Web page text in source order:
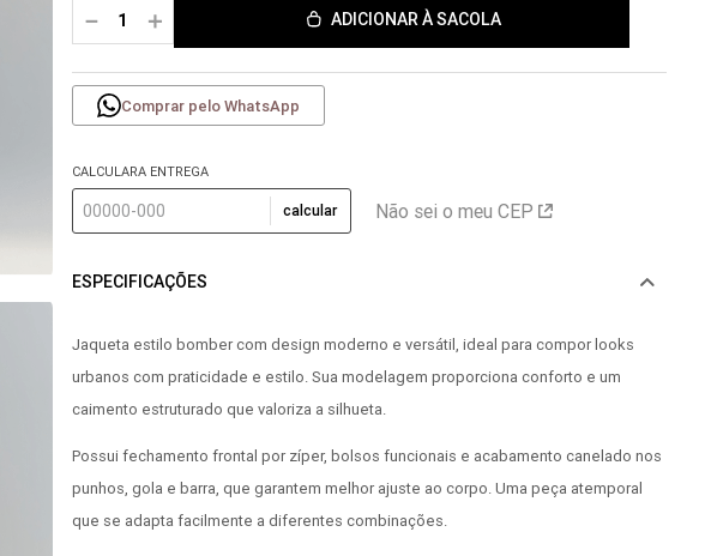
＋
－ ADICIONAR À SACOLA
Comprar pelo WhatsApp
CALCULARA ENTREGA
calcular Não sei o meu CEP
ESPECIFICAÇÕES
Jaqueta estilo bomber com design moderno e versátil, ideal para compor looks
urbanos com praticidade e estilo. Sua modelagem proporciona conforto e um
caimento estruturado que valoriza a silhueta.
Possui fechamento frontal por zíper, bolsos funcionais e acabamento canelado nos
punhos, gola e barra, que garantem melhor ajuste ao corpo. Uma peça atemporal
que se adapta facilmente a diferentes combinações.